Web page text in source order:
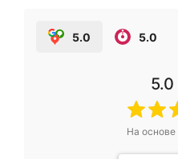
5.0 5.0
5.0
На основе